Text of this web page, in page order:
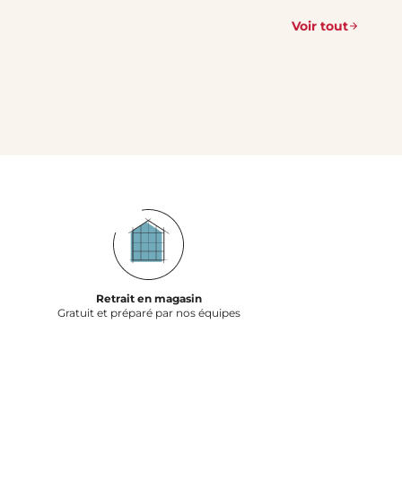
Voir tout
Retrait en magasin
Gratuit et préparé par nos équipes